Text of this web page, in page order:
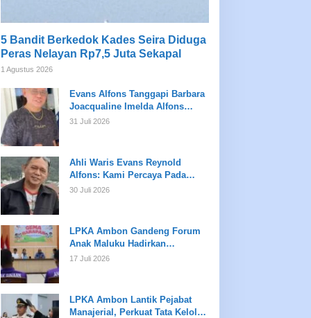
5 Bandit Berkedok Kades Seira Diduga
Peras Nelayan Rp7,5 Juta Sekapal
1 Agustus 2026
Evans Alfons Tanggapi Barbara
Joacqualine Imelda Alfons
Mengenai Status Ahli Waris dan
31 Juli 2026
Ahli Waris Evans Reynold
Alfons: Kami Percaya Pada
Hukum, Bukan Opini
30 Juli 2026
LPKA Ambon Gandeng Forum
Anak Maluku Hadirkan
Pembinaan Psikologis dan
17 Juli 2026
LPKA Ambon Lantik Pejabat
Manajerial, Perkuat Tata Kelola